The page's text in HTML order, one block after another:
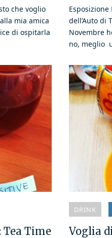
che voglio
mia amica
di ospitarla
dell’Auto di
Novembre
no, meglio
Tea Time
DRINK
Voglia